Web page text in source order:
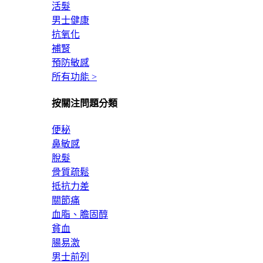
活髮
男士健康
抗氧化
補腎
預防敏感
所有功能 >
按關注問題分類
便秘
鼻敏感
脫髮
骨質疏鬆
抵抗力差
關節痛
血脂、膽固醇
貧血
腸易激
男士前列